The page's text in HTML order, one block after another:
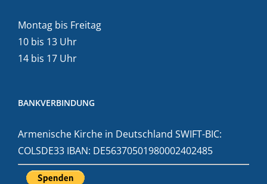
Montag bis Freitag
10 bis 13 Uhr
14 bis 17 Uhr
BANKVERBINDUNG
Armenische Kirche in Deutschland SWIFT-BIC:
COLSDE33 IBAN: DE56370501980002402485